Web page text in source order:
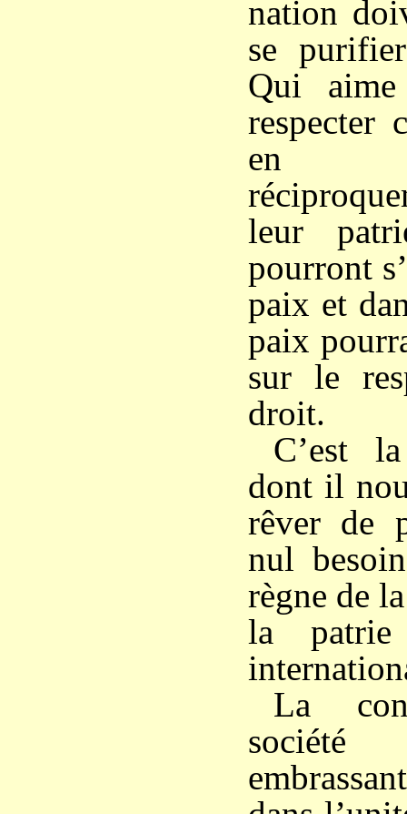
nation
se
Qui
respecter
en
leur
pourront
paix et
paix
sur le
droit.
C’est
dont il
rêver de
nul
règne de
la
La
société